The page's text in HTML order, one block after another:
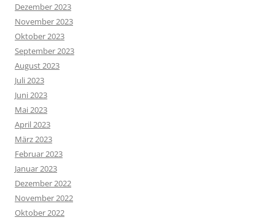
Dezember 2023
November 2023
Oktober 2023
September 2023
August 2023
Juli 2023
Juni 2023
Mai 2023
April 2023
März 2023
Februar 2023
Januar 2023
Dezember 2022
November 2022
Oktober 2022